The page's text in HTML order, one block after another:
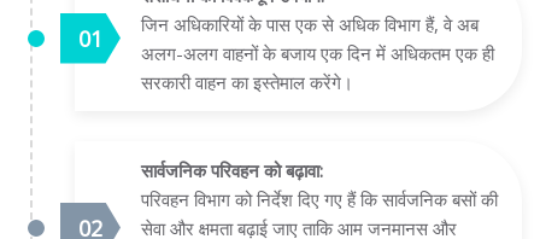
जिन अधिकारियों के पास एक से अधिक विभाग हैं, वे अब
अलग-अलग वाहनों के बजाय एक दिन में अधिकतम एक ही
सरकारी वाहन का इस्तेमाल करेंगे।
सार्वजनिक परिवहन को बढ़ावा:
परिवहन विभाग को निर्देश दिए गए हैं कि सार्वजनिक बसों की
सेवा और क्षमता बढ़ाई जाए ताकि आम जनमानस और